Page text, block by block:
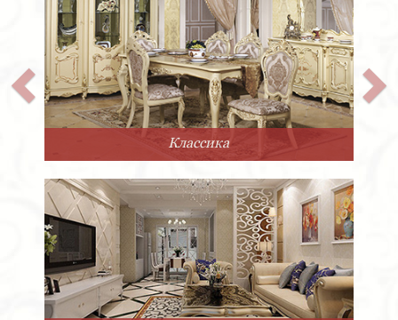
Прованс